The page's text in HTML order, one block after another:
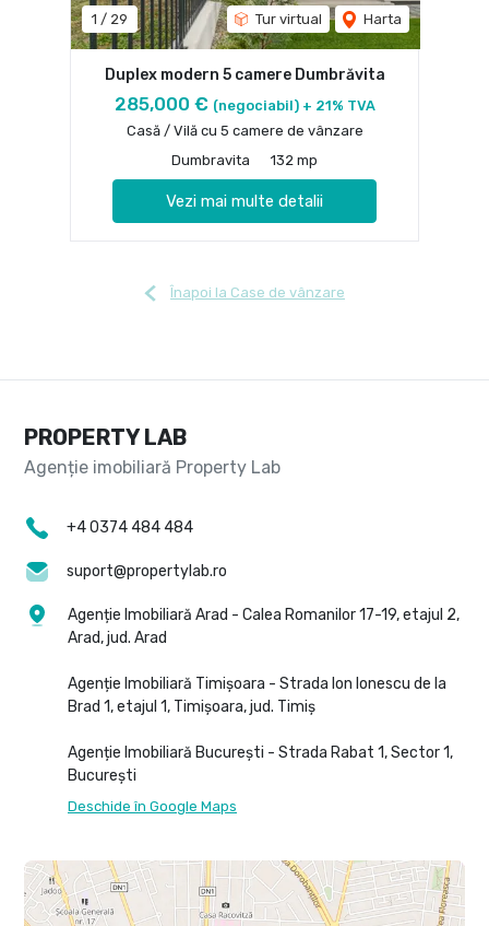
1 / 29 Tur virtual Harta
Duplex modern 5 camere Dumbrăvita
285,000 € (negociabil) + 21% TVA
Casă / Vilă cu 5 camere de vânzare
Dumbravita
132 mp
Vezi mai multe detalii
Înapoi la Case de vânzare
PROPERTY LAB
+4 0374 484 484
suport@propertylab.ro
Agenție Imobiliară Arad - Calea Romanilor 17-19, etajul 2,
Arad, jud. Arad
Agenție Imobiliară Timișoara - Strada Ion Ionescu de la
Brad 1, etajul 1, Timișoara, jud. Timiș
Agenție Imobiliară București - Strada Rabat 1, Sector 1,
București
Deschide în Google Maps